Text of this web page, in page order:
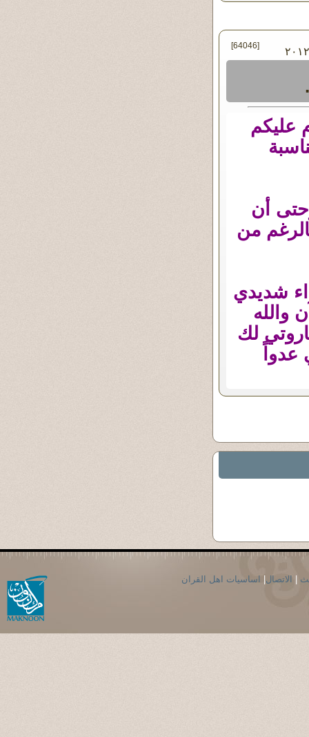
في الجمعة ٢٠ - يناير - ٢٠١٢ [64046]
عليكم
أن
من
شديدي
والله
لك
| الاتصال| اساسيات اهل القران